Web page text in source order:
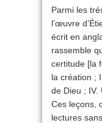
Parmi les
l’œuvre
écrit en
rassemble
certitude [la
la création ;
de Dieu ; IV.
Ces leçons,
lectures